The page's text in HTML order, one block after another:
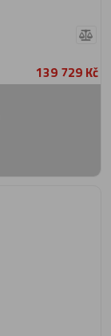
139 729 Kč